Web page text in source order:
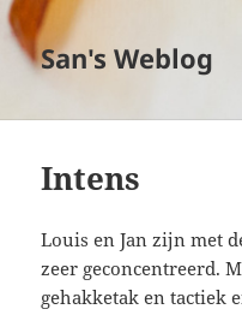
San's Weblog
Intens
Louis en Jan zijn met
zeer geconcentreerd.
gehakketak en tactiek